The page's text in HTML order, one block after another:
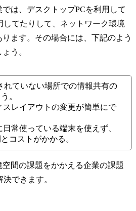
は、デスクトップPCを利用して
てたりして、ネットワーク環境
ます。その場合には、下記のよう
う。
れていない場所での情報共有の
。
スレイアウトの変更が簡単にで
常使っている端末を使えず、
コストがかかる。
間の課題をかかえる企業の課題
できます。